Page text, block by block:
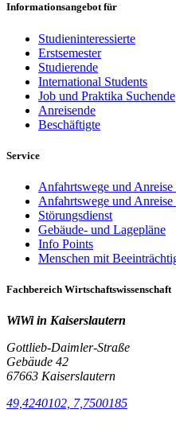
Informationsangebot für
Studieninteressierte
Erstsemester
Studierende
International Students
Job und Praktika Suchende
Anreisende
Beschäftigte
Service
Anfahrtswege und
Anfahrtswege und
Störungsdienst
Gebäude- und Lagepläne
Info Points
Menschen mit
Fachbereich Wirtschaftswissenschaft
WiWi in Kaiserslautern
Gottlieb-Daimler-Straße
Gebäude 42
67663 Kaiserslautern
49,4240102, 7,7500185